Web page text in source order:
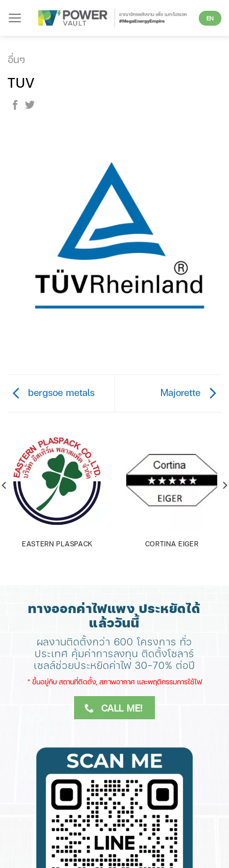
EN
อื่นๆ
TUV
bergsoe metals Majorette
EASTERN PLASPACK CORTINA EIGER
ทางออกค่าไฟแพง ประหยัดได้
แล้ววันนี้
ผลงานติดตั้งกว่า 600 โครงการ ทั่ว
ประเทศ คุ้มค่าการลงทุน ติดตั้งโซลาร์
เซลล์ช่วยประหยัดค่าไฟ 30-70% ต่อปี
​* ขึ้นอยู่กับ สถานที่ติดตั้ง, สภาพอากาศ​ และพฤติกรรมการใช้ไฟ
CALL ME!